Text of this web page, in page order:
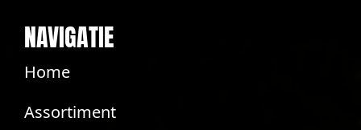
NAVIGATIE
Home
Assortiment